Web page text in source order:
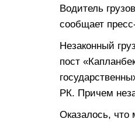
Водитель
сообщает
Незаконный
пост
РК. Причем
Оказалось, что